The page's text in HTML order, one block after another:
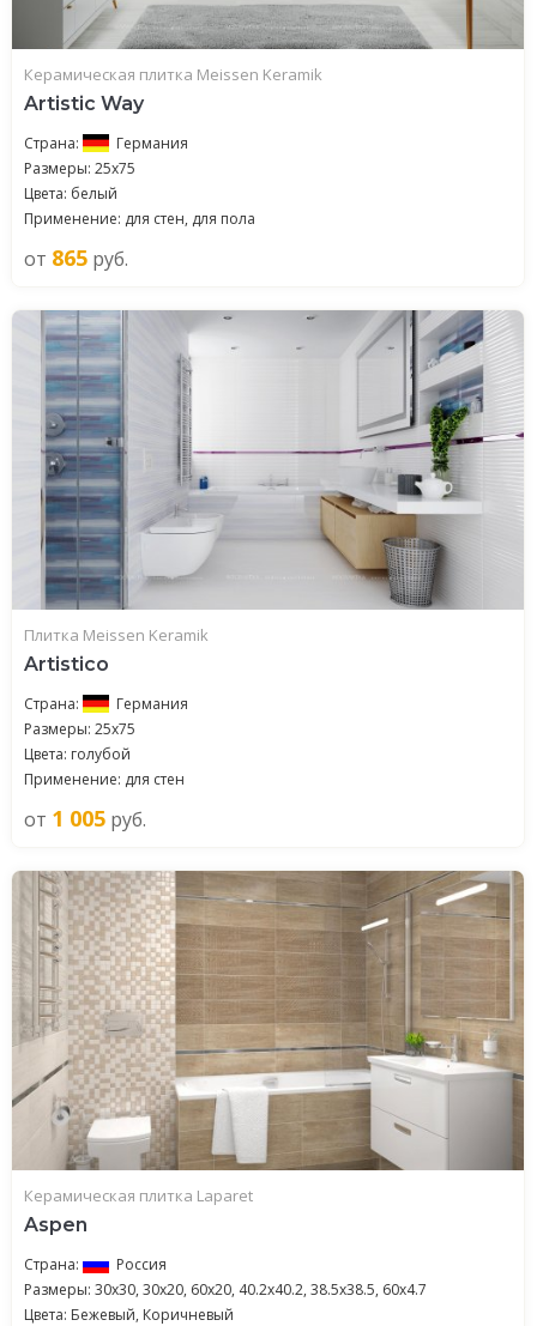
Керамическая плитка Meissen Keramik
Artistic Way
Страна:
Германия
Размеры: 25x75
Цвета: белый
Применение: для стен, для пола
от 865 руб.
Плитка Meissen Keramik
Artistico
Страна:
Германия
Размеры: 25x75
Цвета: голубой
Применение: для стен
от 1 005 руб.
Керамическая плитка Laparet
Aspen
Страна:
Россия
Размеры: 30x30, 30x20, 60x20, 40.2x40.2, 38.5x38.5, 60x4.7
Цвета: Бежевый, Коричневый